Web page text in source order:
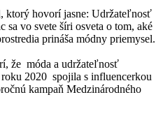
ktorý hovorí jasne: Udržateľnosť
vo svete šíri osveta o tom, aké
prináša módny priemysel.
že móda a udržateľnosť
2020 spojila s influencerkou
kampaň Medzinárodného